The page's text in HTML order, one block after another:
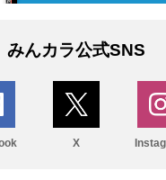
みんカラ公式SNS
X